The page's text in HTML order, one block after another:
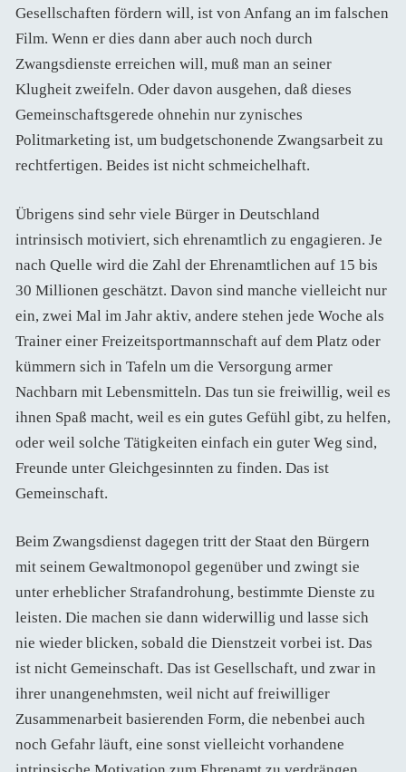
Gesellschaften fördern will, ist von Anfang an im falschen
Film. Wenn er dies dann aber auch noch durch
Zwangsdienste erreichen will, muß man an seiner
Klugheit zweifeln. Oder davon ausgehen, daß dieses
Gemeinschaftsgerede ohnehin nur zynisches
Politmarketing ist, um budgetschonende Zwangsarbeit zu
rechtfertigen. Beides ist nicht schmeichelhaft.
Übrigens sind sehr viele Bürger in Deutschland
intrinsisch motiviert, sich ehrenamtlich zu engagieren. Je
nach Quelle wird die Zahl der Ehrenamtlichen auf 15 bis
30 Millionen geschätzt. Davon sind manche vielleicht nur
ein, zwei Mal im Jahr aktiv, andere stehen jede Woche als
Trainer einer Freizeitsportmannschaft auf dem Platz oder
kümmern sich in Tafeln um die Versorgung armer
Nachbarn mit Lebensmitteln. Das tun sie freiwillig, weil es
ihnen Spaß macht, weil es ein gutes Gefühl gibt, zu helfen,
oder weil solche Tätigkeiten einfach ein guter Weg sind,
Freunde unter Gleichgesinnten zu finden. Das ist
Gemeinschaft.
Beim Zwangsdienst dagegen tritt der Staat den Bürgern
mit seinem Gewaltmonopol gegenüber und zwingt sie
unter erheblicher Strafandrohung, bestimmte Dienste zu
leisten. Die machen sie dann widerwillig und lasse sich
nie wieder blicken, sobald die Dienstzeit vorbei ist. Das
ist nicht Gemeinschaft. Das ist Gesellschaft, und zwar in
ihrer unangenehmsten, weil nicht auf freiwilliger
Zusammenarbeit basierenden Form, die nebenbei auch
noch Gefahr läuft, eine sonst vielleicht vorhandene